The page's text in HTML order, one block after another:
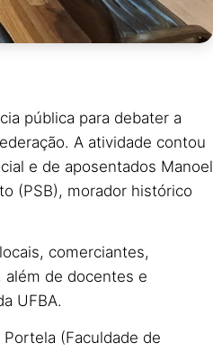
pública para debater a
A atividade contou
e de aposentados Manoel
(PSB), morador histórico
comerciantes,
além de docentes e
UFBA.
(Faculdade de